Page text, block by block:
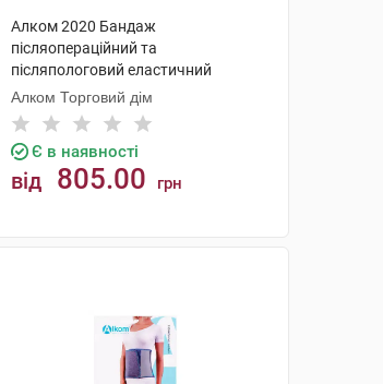
Алком 2020 Бандаж
післяопераційний та
післяпологовий еластичний
розмір 7 1 шт
Алком Торговий дім
Є в наявності
від 805.00 грн